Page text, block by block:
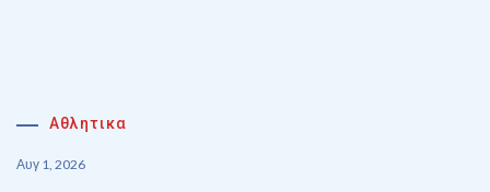
Αθλητικα
Αυγ 1, 2026